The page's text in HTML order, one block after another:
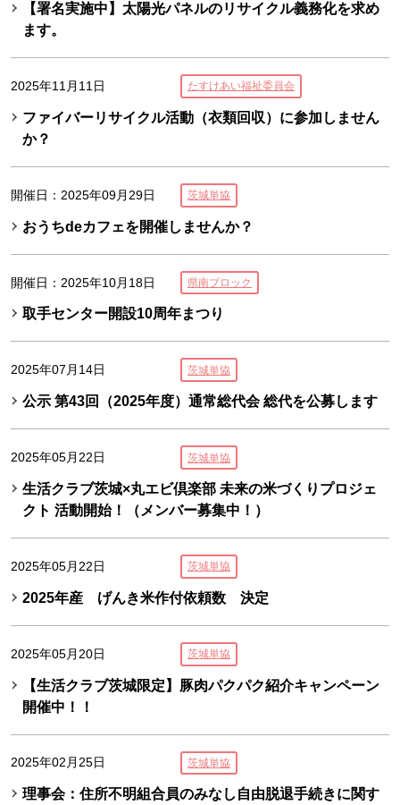
【署名実施中】太陽光パネルのリサイクル義務化を求め
ます。
2025年11月11日 たすけあい福祉委員会
ファイバーリサイクル活動（衣類回収）に参加しません
か？
開催日：2025年09月29日 茨城単協
おうちdeカフェを開催しませんか？
開催日：2025年10月18日 県南ブロック
取手センター開設10周年まつり
2025年07月14日 茨城単協
公示 第43回（2025年度）通常総代会 総代を公募します
2025年05月22日 茨城単協
生活クラブ茨城×丸エビ倶楽部 未来の米づくりプロジェ
クト 活動開始！（メンバー募集中！）
2025年05月22日 茨城単協
2025年産 げんき米作付依頼数 決定
2025年05月20日 茨城単協
【生活クラブ茨城限定】豚肉パクパク紹介キャンペーン
開催中！！
2025年02月25日 茨城単協
理事会：住所不明組合員のみなし自由脱退手続きに関す